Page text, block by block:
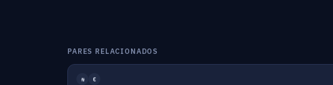
PARES RELACIONADOS
₦ €